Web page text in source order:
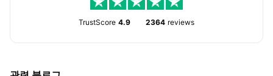
TrustScore 4.9 2364 reviews